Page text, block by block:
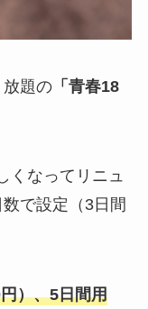
題の「青春18
くなってリニュ
で設定（3日間
）、5日間用